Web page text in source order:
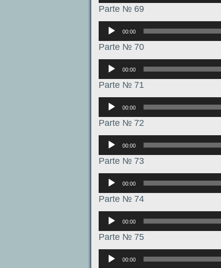
Parte № 69
Аудиоплеер
00:00
Parte № 70
Аудиоплеер
00:00
Parte № 71
Аудиоплеер
00:00
Parte № 72
Аудиоплеер
00:00
Parte № 73
Аудиоплеер
00:00
Parte № 74
Аудиоплеер
00:00
Parte № 75
Аудиоплеер
00:00